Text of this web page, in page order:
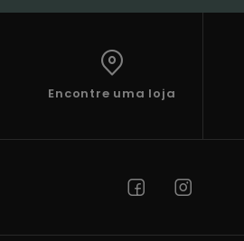
Encontre uma loja